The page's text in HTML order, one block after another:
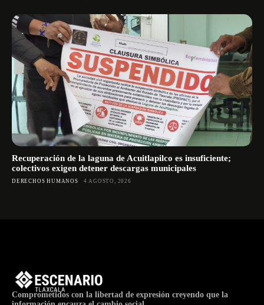
Recuperación de la laguna de Acuitlapilco es insuficiente;
colectivos exigen detener descargas municipales
DERECHOS HUMANOS 4 AGOSTO, 2026
Comprometidos con la libertad de expresión creyendo que la